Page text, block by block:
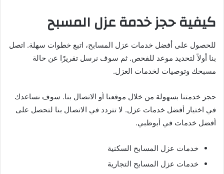
كيفية حجز خدمة عزل المسبح
للحصول على أفضل خدمات عزل المسابح، اتبع خطوات سهلة. اتصل
بنا أولاً لتحديد موعد للفحص. ثم سوف نرسل تقريرًا عن حالة
مسبحك وتوصيات لخدمات العزل.
حجز خدمتنا بسهولة من خلال موقعنا أو الاتصال بنا. سوف نساعدك
في اختيار أفضل خدمات عزل. لا تتردد في الاتصال بنا لتحصل على
أفضل خدمات في أبوظبي.
خدمات عزل المسابح السكنية
خدمات عزل المسابح التجارية